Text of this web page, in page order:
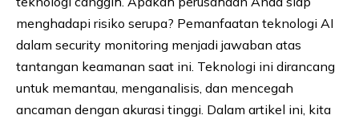
menghadapi risiko serupa? Pemanfaatan teknologi AI
dalam security monitoring menjadi jawaban atas
tantangan keamanan saat ini. Teknologi ini dirancang
untuk memantau, menganalisis, dan mencegah
ancaman dengan akurasi tinggi. Dalam artikel ini, kita